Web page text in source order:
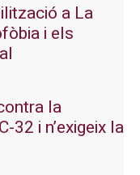
a La
i els
la
32 i n’exigeix la